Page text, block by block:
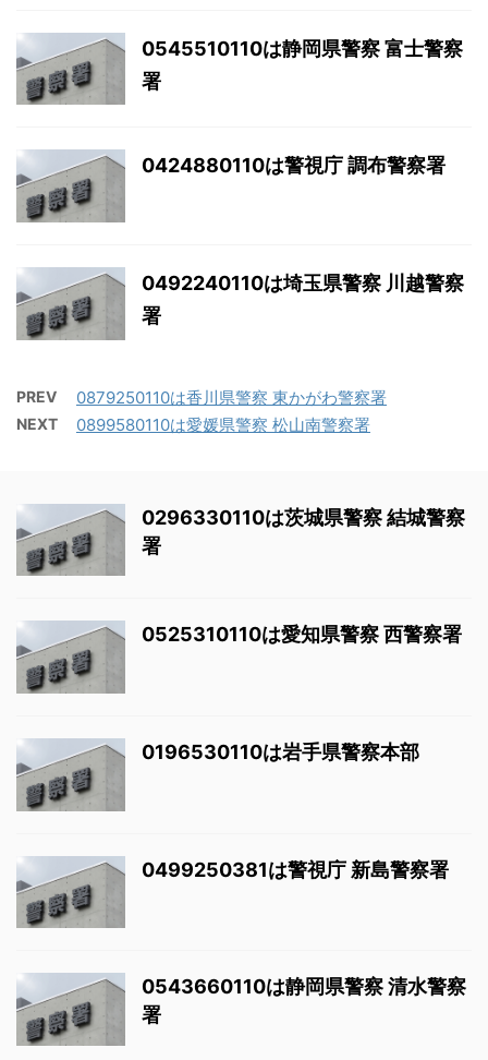
0545510110は静岡県警察 富士警察
署
0424880110は警視庁 調布警察署
0492240110は埼玉県警察 川越警察
署
PREV 0879250110は香川県警察 東かがわ警察署
NEXT 0899580110は愛媛県警察 松山南警察署
0296330110は茨城県警察 結城警察
署
0525310110は愛知県警察 西警察署
0196530110は岩手県警察本部
0499250381は警視庁 新島警察署
0543660110は静岡県警察 清水警察
署